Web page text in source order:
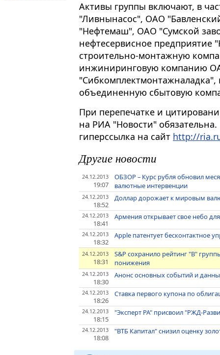
Активы группы включают, в
"Ливнынасос", ОАО
"Нефтемаш", ОАО "Сумской
нефтесервисное предприятие
строительно-монтажную
инжиниринговую компанию
объединенную сбытовую
При перепечатке и
на РИА "Новости"
гиперссылка на сайт http://
Другие новости
24.12.2013
19:07
ОБЗОР – Курс рубля обновил
валютные интервенции
24.12.2013
18:52
Доллар дорожает к мировым
24.12.2013
18:41
Армения открывает свое небо
24.12.2013
18:32
Apple патентует бесконтактное
24.12.2013
18:31
S&P сохранило рейтинг "В"
понижения
24.12.2013
18:30
Анонс основных событий и
24.12.2013
18:26
Ставка первого купона по
24.12.2013
18:15
"Эксперт РА" присвоил "РЖД-
24.12.2013
18:08
"ВТБ Капитал" снизил оценку